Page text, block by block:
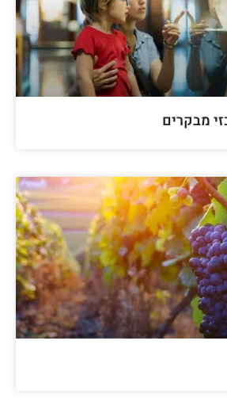
מבקרים